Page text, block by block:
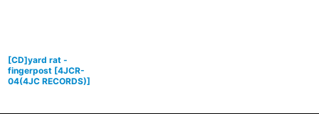
[CD]yard rat -
fingerpost [4JCR-
04(4JC RECORDS)]